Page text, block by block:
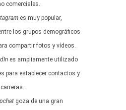
comerciales.
es muy popular,
los grupos demográficos
compartir fotos y vídeos.
es ampliamente utilizado
para establecer contactos y
goza de una gran